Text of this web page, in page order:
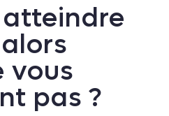
vous
pas ?